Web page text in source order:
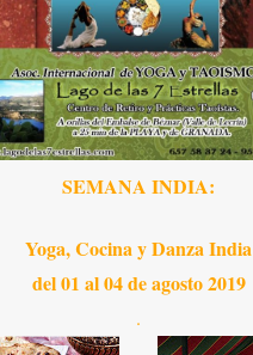
SEMANA INDIA:
Yoga, Cocina y Danza India
del 01 al 04 de agosto 2019
.